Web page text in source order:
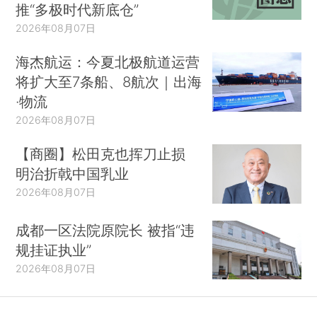
推“多极时代新底仓”
2026年08月07日
海杰航运：今夏北极航道运营
将扩大至7条船、8航次｜出海
·物流
2026年08月07日
【商圈】松田克也挥刀止损
明治折戟中国乳业
2026年08月07日
成都一区法院原院长 被指“违
规挂证执业”
2026年08月07日